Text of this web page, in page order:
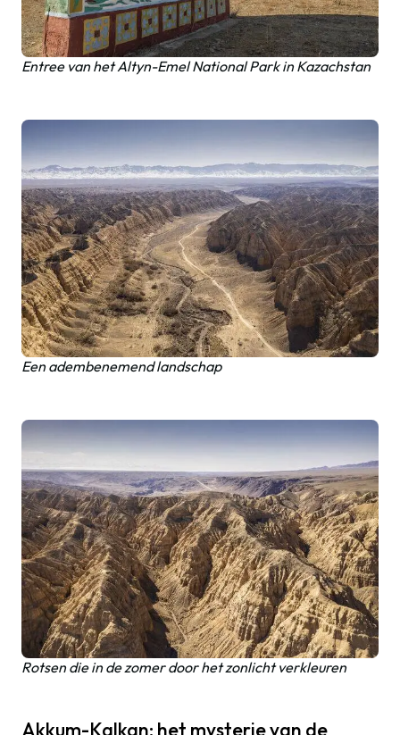
Entree van het Altyn-Emel National Park in Kazachstan
Een adembenemend landschap
Rotsen die in de zomer door het zonlicht verkleuren
Akkum-Kalkan: het mysterie van de